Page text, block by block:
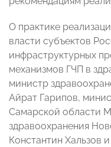
О практике
власти субъектов
инфраструктурных
механизмов ГЧП в
министр
Айрат Гарипов,
Самарской области
здравоохранения
Константин Хальзов